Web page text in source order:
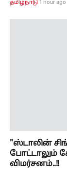
தமிழ்நாடு 1 hour ago
"ஸ்டாலின்
போட்டாலும்
விமர்சனம்..!!